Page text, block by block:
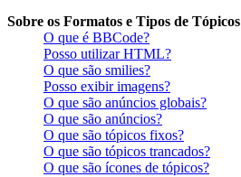
Sobre os Formatos e Tipos de Tópicos
O que é BBCode?
Posso utilizar HTML?
O que são smilies?
Posso exibir imagens?
O que são anúncios globais?
O que são anúncios?
O que são tópicos fixos?
O que são tópicos trancados?
O que são ícones de tópicos?